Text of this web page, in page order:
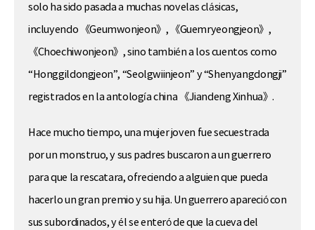
solo ha sido pasada a muchas novelas clásicas,
incluyendo 《Geumwonjeon》, 《Guemryeongjeon》,
《Choechiwonjeon》, sino también a los cuentos como
“Honggildongjeon”, “Seolgwiinjeon” y “Shenyangdongji”
registrados en la antología china 《Jiandeng Xinhua》.
Hace mucho tiempo, una mujer joven fue secuestrada
por un monstruo, y sus padres buscaron a un guerrero
para que la rescatara, ofreciendo a alguien que pueda
hacerlo un gran premio y su hija. Un guerrero apareció con
sus subordinados, y él se enteró de que la cueva del